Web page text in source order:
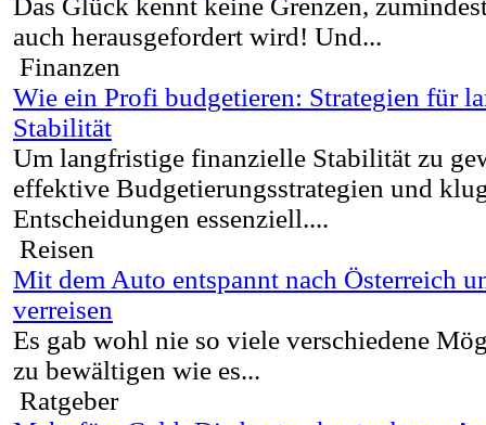
Das Glück kennt keine Grenzen,
auch herausgefordert wird! Und...
Finanzen
Wie ein Profi budgetieren: Strategien für
Stabilität
Um langfristige finanzielle Stabilität zu
effektive Budgetierungsstrategien und
Entscheidungen essenziell....
Reisen
Mit dem Auto entspannt nach Österreich
verreisen
Es gab wohl nie so viele verschiedene
zu bewältigen wie es...
Ratgeber